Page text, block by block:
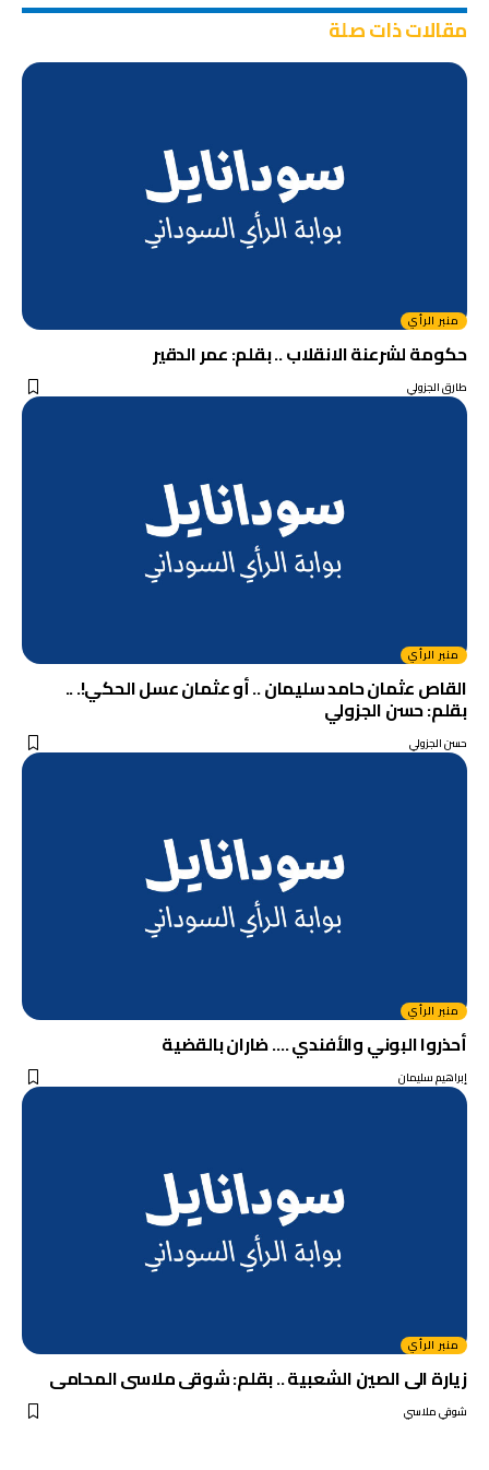
مقالات ذات صلة
منبر الرأي
حكومة لشرعنة الانقلاب .. بقلم: عمر الدقير
طارق الجزولي
منبر الرأي
القاص عثمان حامد سليمان .. أو عثمان عسل الحكي!. ..
بقلم: حسن الجزولي
حسن الجزولي
منبر الرأي
أحذروا البوني والأفندي …. ضاران بالقضية
إبراهيم سليمان
منبر الرأي
زيارة الى الصين الشعبية .. بقلم: شوقى ملاسى المحامى
شوقي ملاسي